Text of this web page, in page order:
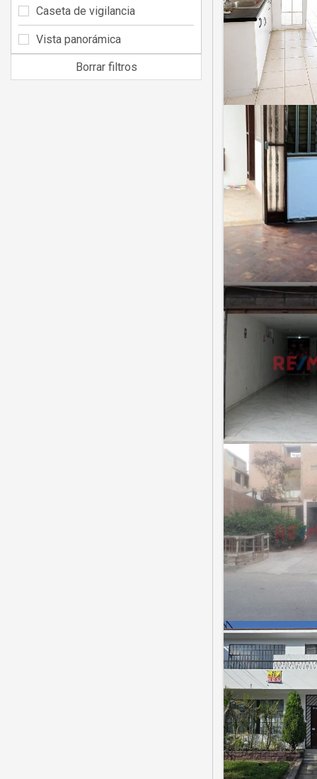
Caseta de vigilancia
Vista panorámica
Borrar filtros